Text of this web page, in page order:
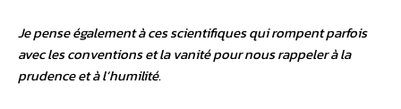
Je pense également à ces scientifiques qui rompent parfois
avec les conventions et la vanité pour nous rappeler à la
prudence et à l’humilité.